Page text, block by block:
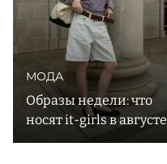
МОДА
Образы недели: что
носят it-girls в августе